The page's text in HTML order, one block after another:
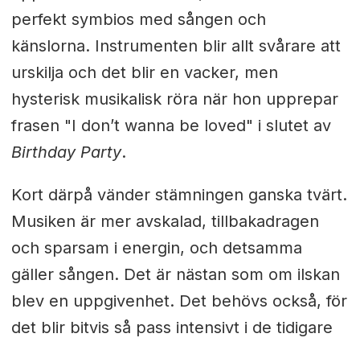
perfekt symbios med sången och
känslorna. Instrumenten blir allt svårare att
urskilja och det blir en vacker, men
hysterisk musikalisk röra när hon upprepar
frasen "I don’t wanna be loved" i slutet av
Birthday Party.
Kort därpå vänder stämningen ganska tvärt.
Musiken är mer avskalad, tillbakadragen
och sparsam i energin, och detsamma
gäller sången. Det är nästan som om ilskan
blev en uppgivenhet. Det behövs också, för
det blir bitvis så pass intensivt i de tidigare